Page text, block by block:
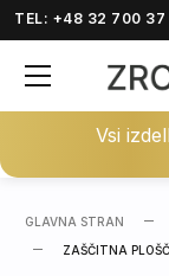
TEL: +48 32 700 37
Vsi
GLAVNA STRAN
ZAŠČITNA